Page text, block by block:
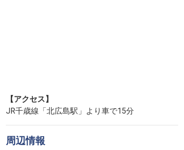
【アクセス】
JR千歳線「北広島駅」より車で15分
周辺情報